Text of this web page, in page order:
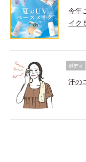
今年
イク
ボディ
汗の